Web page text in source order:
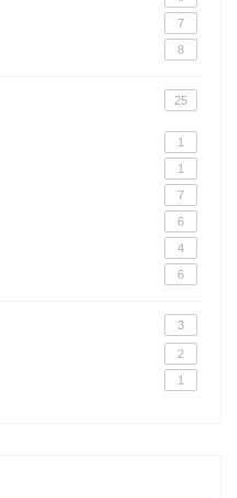
7
8
25
1
1
7
6
4
6
3
2
1